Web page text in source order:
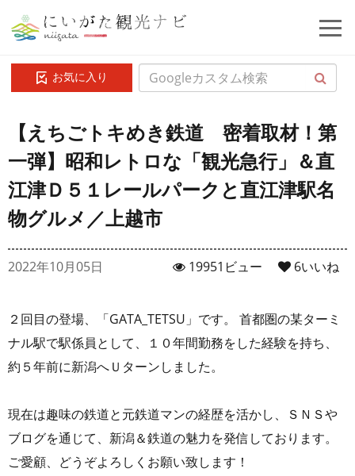
お気に入り
【えちごトキめき鉄道 密着取材！第
一弾】昭和レトロな「観光急行」＆直
江津Ｄ５１レールパークと直江津駅名
物グルメ／上越市
2022年10月05日 6いいね
19951ビュー
２回目の登場、「GATA_TETSU」です。 首都圏の某ターミ
ナル駅で駅係員として、１０年間勤務をした経験を持ち、
約５年前に新潟へＵターンしました。
現在は趣味の鉄道と元鉄道マンの経歴を活かし、ＳＮＳや
ブログを通じて、新潟＆鉄道の魅力を発信しております。
ご愛顧、どうぞよろしくお願い致します！